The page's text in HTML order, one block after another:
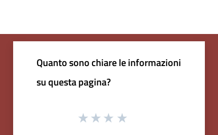
Quanto sono chiare le informazioni
su questa pagina?